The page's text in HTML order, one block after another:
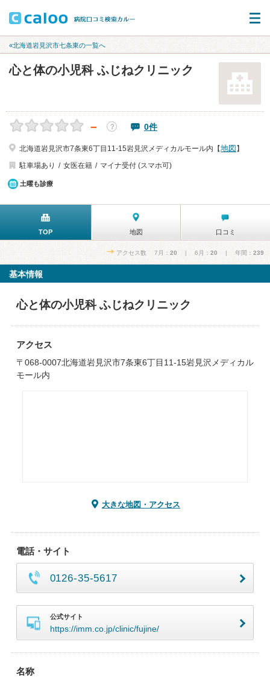
«北海道岩見沢市七条東の一覧へ
心と体の小児科 ふじねクリニック
－ ？ 0件
北海道岩見沢市7条東6丁目11-15岩見沢メディカルモール内【地図 】
駐車場あり
女医在籍 マイナ受付 (スマホ可)
土曜も診療
TOP 地図 口コミ
アクセス数 7月： 20 | 6月： 20 | 年間： 239
基本情報
心と体の小児科 ふじねクリニック
アクセス
〒068-0007北海道岩見沢市7条東6丁目11-15岩見沢メディカル
モール内
大きな地図・アクセス
電話・サイト
0126-35-5617
公式サイト
https://imm.co.jp/clinic/fujine/
名称